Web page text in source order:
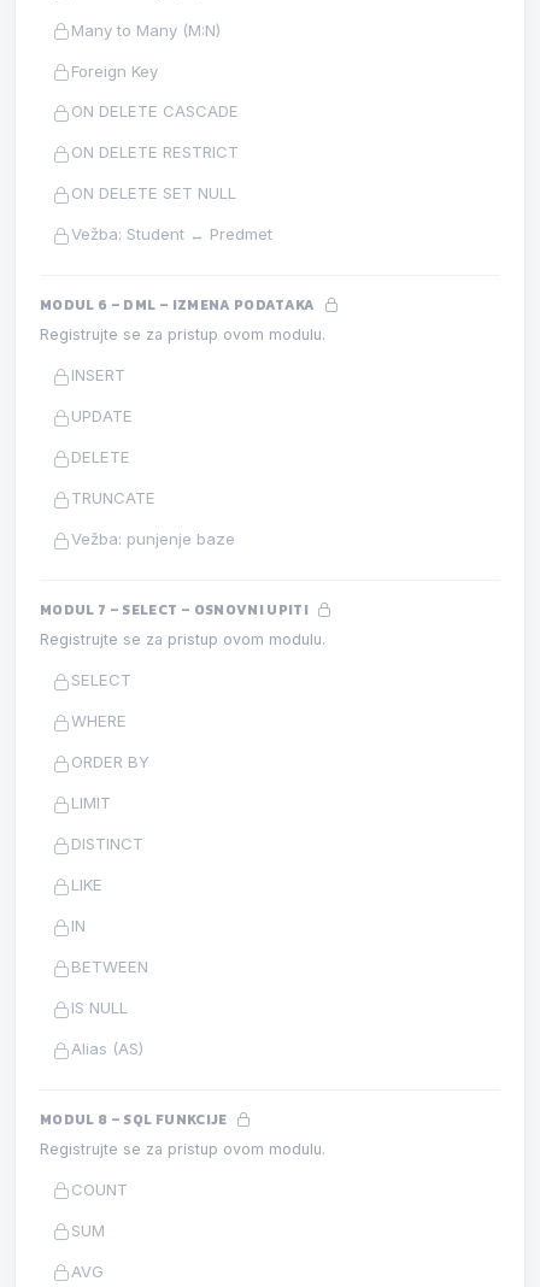
Many to Many (M:N)
Foreign Key
ON DELETE CASCADE
ON DELETE RESTRICT
ON DELETE SET NULL
Vežba: Student ↔ Predmet
MODUL 6 – DML – IZMENA PODATAKA
Registrujte se za pristup ovom modulu.
INSERT
UPDATE
DELETE
TRUNCATE
Vežba: punjenje baze
MODUL 7 – SELECT – OSNOVNI UPITI
Registrujte se za pristup ovom modulu.
SELECT
WHERE
ORDER BY
LIMIT
DISTINCT
LIKE
IN
BETWEEN
IS NULL
Alias (AS)
MODUL 8 – SQL FUNKCIJE
Registrujte se za pristup ovom modulu.
COUNT
SUM
AVG